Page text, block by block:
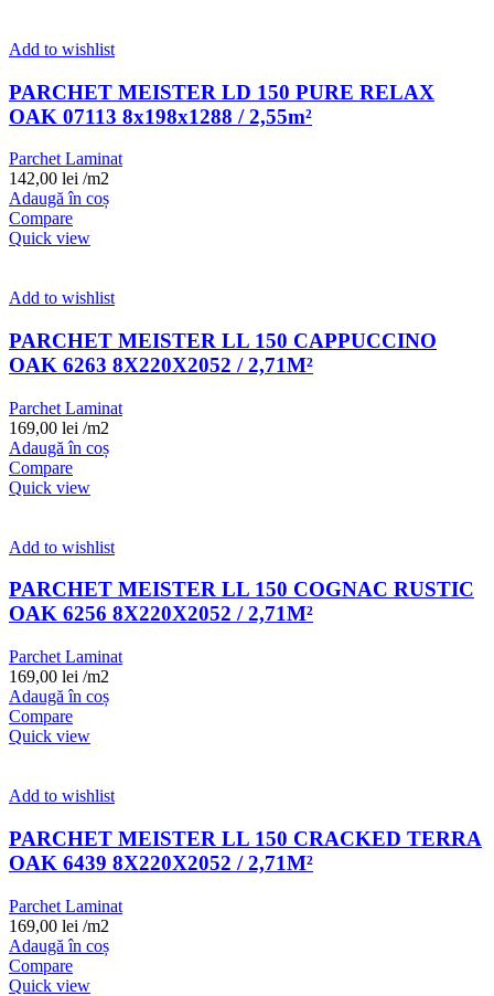
Add to wishlist
PARCHET MEISTER LD 150 PURE RELAX
OAK 07113 8x198x1288 / 2,55m²
Parchet Laminat
142,00 lei /m2
Adaugă în coș
Compare
Quick view
Add to wishlist
PARCHET MEISTER LL 150 CAPPUCCINO
OAK 6263 8X220X2052 / 2,71M²
Parchet Laminat
169,00 lei /m2
Adaugă în coș
Compare
Quick view
Add to wishlist
PARCHET MEISTER LL 150 COGNAC RUSTIC
OAK 6256 8X220X2052 / 2,71M²
Parchet Laminat
169,00 lei /m2
Adaugă în coș
Compare
Quick view
Add to wishlist
PARCHET MEISTER LL 150 CRACKED TERRA
OAK 6439 8X220X2052 / 2,71M²
Parchet Laminat
169,00 lei /m2
Adaugă în coș
Compare
Quick view